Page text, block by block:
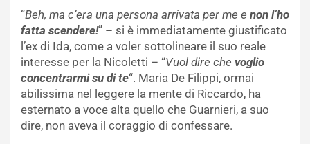
“Beh, ma c’era una persona arrivata per me e non l’ho
fatta scendere!” – si è immediatamente giustificato
l’ex di Ida, come a voler sottolineare il suo reale
interesse per la Nicoletti – “Vuol dire che voglio
concentrarmi su di te“. Maria De Filippi, ormai
abilissima nel leggere la mente di Riccardo, ha
esternato a voce alta quello che Guarnieri, a suo
dire, non aveva il coraggio di confessare.